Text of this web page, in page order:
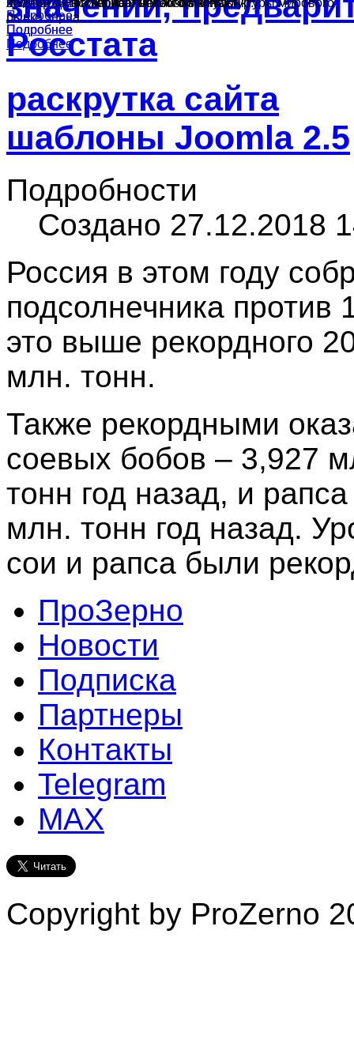
культур в России, краткий обзор конъюнктуры мирового
рынка зерна.
Подробнее
ячменя, муки и подсолнечного масла.
Подробнее
производства зерна и масличных культур.
Подробнее
Подробнее
Росстата
раскрутка сайта
шаблоны Joomla 2.5
Подробности
Создано 27.12.2018
Россия в этом году
подсолнечника против
это выше рекордного
млн. тонн.
Также рекордными
соевых бобов – 3,927
тонн год назад, и
млн. тонн год назад.
сои и рапса были
ПроЗерно
Новости
Подписка
Партнеры
Контакты
Telegram
MAX
Copyright by ProZerno